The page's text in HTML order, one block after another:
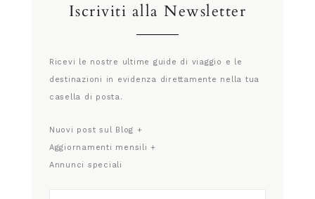
Iscriviti alla Newsletter
Ricevi le nostre ultime guide di viaggio e le
destinazioni in evidenza direttamente nella tua
casella di posta.
Nuovi post sul Blog +
Aggiornamenti mensili +
Annunci speciali